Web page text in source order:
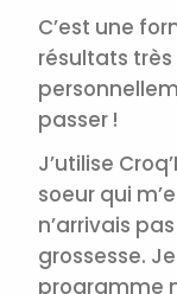
C’est une
résultats
passer !
J’utilise
soeur qui
n’arrivais
grossesse.
programme